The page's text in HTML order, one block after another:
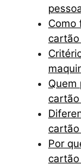
Como
cartão
Quem
cartão
cartão
Por
cartão